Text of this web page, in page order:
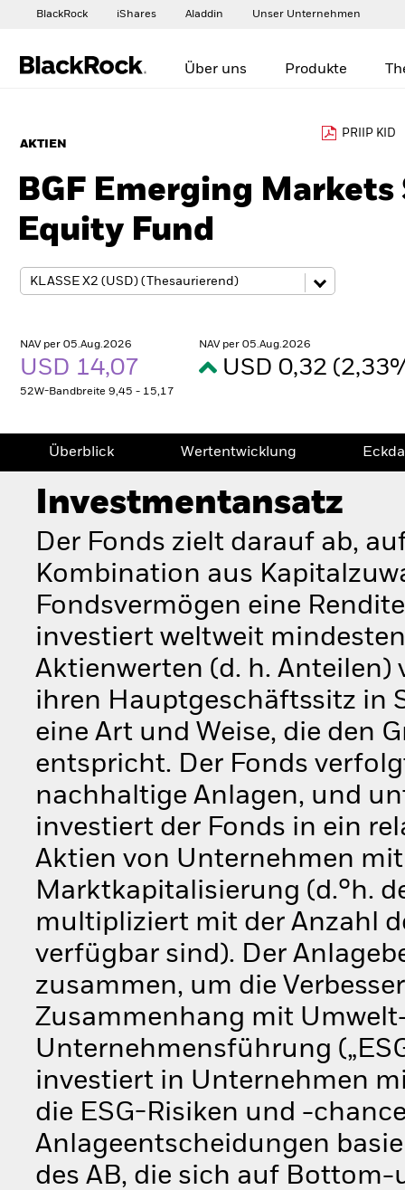
BlackRock iShares Aladdin Unser Unternehmen
Über uns Produkte
AKTIEN
PRIIP KID
BGF Emerging
Equity Fund
NAV per 05.Aug.2026
USD 14,07
52W-Bandbreite 9,45 - 15,17
NAV per 05.Aug.2026
USD 0,32
Überblick Wertentwicklung
Investmentansatz
Der Fonds zielt darauf ab,
Kombination aus
Fondsvermögen eine
investiert weltweit
Aktienwerten (d. h.
ihren Hauptgeschäftssitz in
eine Art und Weise, die den
entspricht. Der Fonds
nachhaltige Anlagen, und
investiert der Fonds in ein
Aktien von Unternehmen
Marktkapitalisierung (d.°h.
multipliziert mit der Anzahl
verfügbar sind). Der
zusammen, um die
Zusammenhang mit
Unternehmensführung
investiert in Unternehmen
die ESG-Risiken und -
Anlageentscheidungen
des AB, die sich auf Bottom-